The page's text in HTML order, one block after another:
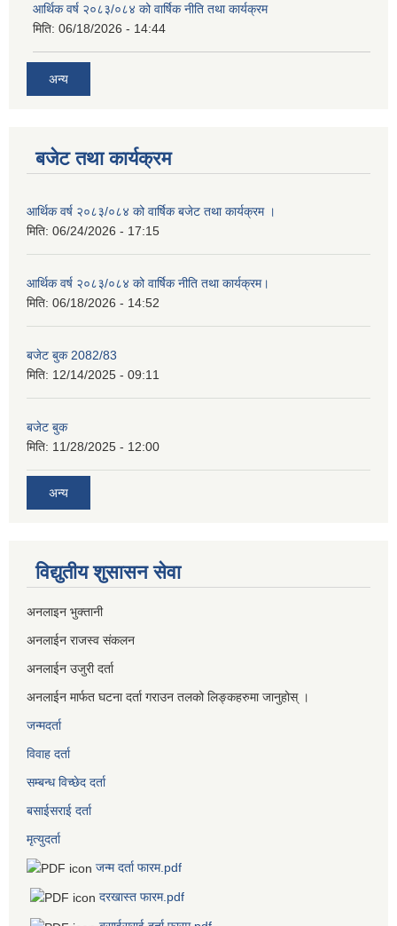
आर्थिक वर्ष २०८३/०८४ को वार्षिक नीति तथा कार्यक्रम
मिति: 06/18/2026 - 14:44
अन्य
बजेट तथा कार्यक्रम
आर्थिक वर्ष २०८३/०८४ को वार्षिक बजेट तथा कार्यक्रम ।
मिति: 06/24/2026 - 17:15
आर्थिक वर्ष २०८३/०८४ को वार्षिक नीति तथा कार्यक्रम।
मिति: 06/18/2026 - 14:52
बजेट बुक 2082/83
मिति: 12/14/2025 - 09:11
बजेट बुक
मिति: 11/28/2025 - 12:00
अन्य
विद्युतीय शुसासन सेवा
अनलाइन भुक्तानी
अनलाईन राजस्व संकलन
अनलाईन उजुरी दर्ता
अनलाईन मार्फत घटना दर्ता गराउन तलको लिङ्कहरुमा जानुहोस् ।
जन्मदर्ता
विवाह दर्ता
सम्बन्ध विच्छेद दर्ता
बसाईसराई दर्ता
मृत्युदर्ता
जन्म दर्ता फारम.pdf
दरखास्त फारम.pdf